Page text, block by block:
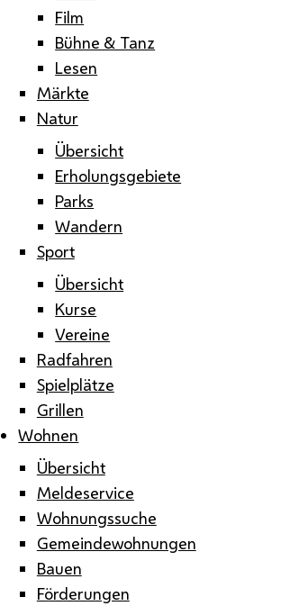
Film
Bühne & Tanz
Lesen
Märkte
Natur
Übersicht
Erholungsgebiete
Parks
Wandern
Sport
Übersicht
Kurse
Vereine
Radfahren
Spielplätze
Grillen
Wohnen
Übersicht
Meldeservice
Wohnungssuche
Gemeindewohnungen
Bauen
Förderungen